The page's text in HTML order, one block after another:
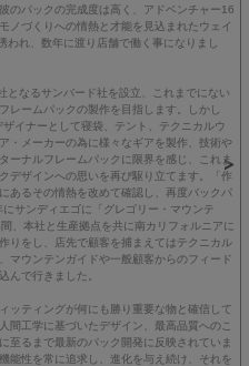
のパックの完成度は高く、アドベンチャー16
ノづくりへの情熱と才能を見込まれたウェイ
れ、数年に渡り店舗で働く事になりまし
となるサンバード社を設立、これまでにない
レームパックの製作を目指します。しかし
イナーとして寝袋、テント、テクニカルウ
・メーカーの為に様々なギアを製作、技術や
ーナルフレームパックに限界を感じ、これま
デザインへの思いを再び駆り立てます。「作
あるその情熱を改めて確認し、再度バックパ
サンディエゴに「グレゴリー・マウンテ
、本社と生産拠点を共に南カリフォルニアに
りをし、店先で顧客を捕まえてはテクニカル
マウンテンガイドや一般顧客からのフィード
んで行きました。
ッティングが何にも勝り重要な物と確信して
間工学に基づいたデザイン、最高品質へのこ
至るまで最新のパック開発に反映されていま
能性を常に追求し、進化を与え続け、それを